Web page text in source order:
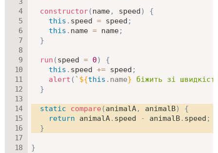
constructor(name, speed )
{
this . speed = speed ;
this . name = name;
}
run (speed = 0)
{
this . speed += speed ;
alert ( ` ${this . name} біжить зі
}
static compare (animalA, animalB)
{
return animalA. speed - animalB. speed ;
}
}